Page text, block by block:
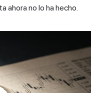
ahora no lo ha hecho.